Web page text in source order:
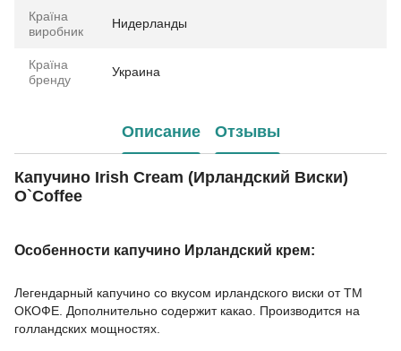
Країна
виробник
Нидерланды
Країна
бренду
Украина
Описание Отзывы
Капучино Irish Cream (Ирландский Виски)
O`Coffee
Особенности капучино Ирландский крем:
Легендарный капучино со вкусом ирландского виски от ТМ
ОКОФЕ. Дополнительно содержит какао. Производится на
голландских мощностях.